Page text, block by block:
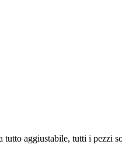
tutto aggiustabile, tutti i pezzi